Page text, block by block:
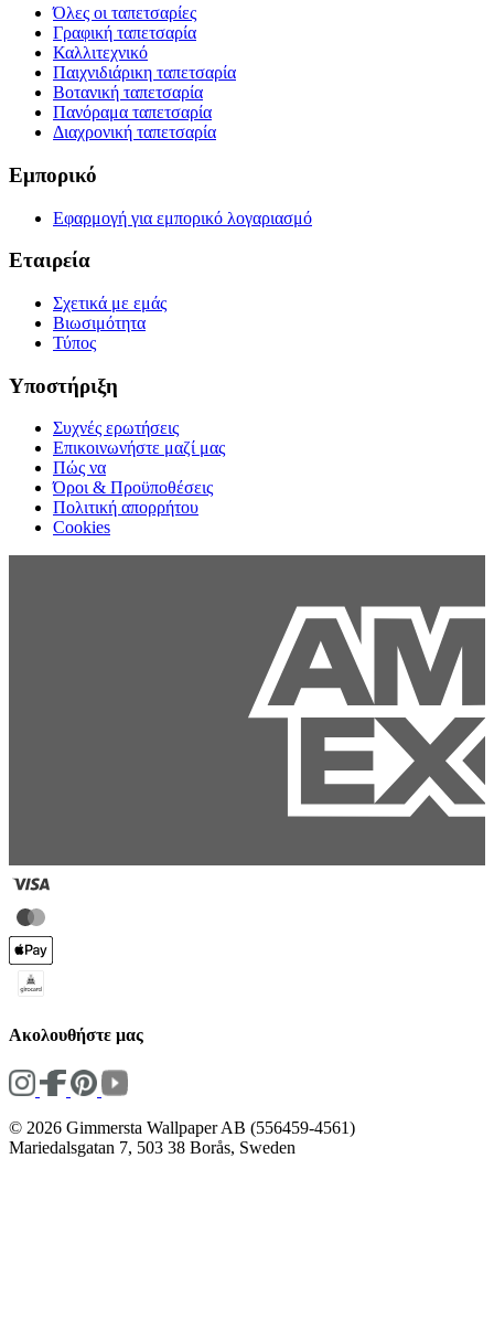
Όλες οι ταπετσαρίες
Γραφική ταπετσαρία
Καλλιτεχνικό
Παιχνιδιάρικη ταπετσαρία
Βοτανική ταπετσαρία
Πανόραμα ταπετσαρία
Διαχρονική ταπετσαρία
Εμπορικό
Εφαρμογή για εμπορικό λογαριασμό
Εταιρεία
Σχετικά με εμάς
Βιωσιμότητα
Τύπος
Υποστήριξη
Συχνές ερωτήσεις
Επικοινωνήστε μαζί μας
Πώς να
Όροι & Προϋποθέσεις
Πολιτική απορρήτου
Cookies
Ακολουθήστε μας
© 2026 Gimmersta Wallpaper AB (556459-4561)
Mariedalsgatan 7, 503 38 Borås, Sweden